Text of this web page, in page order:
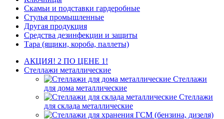
Скамьи и подставки гардеробные
Стулья промышленные
Другая продукция
Средства дезинфекции и защиты
Тара (ящики, короба, паллеты)
АКЦИЯ! 2 ПО ЦЕНЕ 1!
Стеллажи металлические
Стеллажи
для дома металлические
Стеллажи
для склада металлические